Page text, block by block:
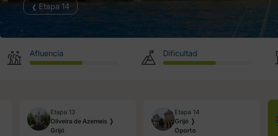
❮ Etapa 14
Afluencia Dificultad
Etapa 13
Oliveira de Azemeis ❭
Grijó
Etapa 14
Grijó ❭
Oporto